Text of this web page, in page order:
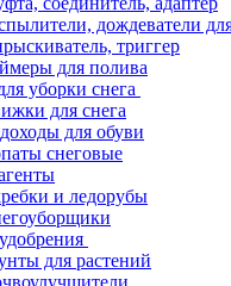
дождеватели
триггер
для полива
уборки снега
для снега
для обуви
снеговые
и ледорубы
для растений